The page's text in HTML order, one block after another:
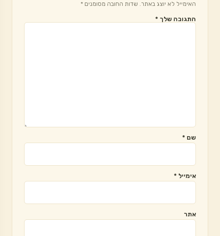
האימייל לא יוצג באתר. שדות החובה מסומנים *
התגובה שלך *
שם *
אימייל *
אתר